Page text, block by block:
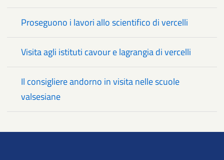
Proseguono i lavori allo scientifico di vercelli
Visita agli istituti cavour e lagrangia di vercelli
Il consigliere andorno in visita nelle scuole
valsesiane